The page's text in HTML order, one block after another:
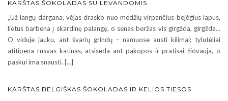
KARŠTAS ŠOKOLADAS SU LEVANDOMIS
„Už langų dargana, vėjas drasko nuo medžių virpančius bejėgius lapus,
lietus barbena į skardinę palangę, o senas beržas vis girgžda, girgžda…
O viduje jauku, ant švarių grindų – namuose austi kilimai; tylutėliai
atitipena rusvas katinas, atsisėda ant pakopos ir pratisai žiovauja, o
paskui ima snausti. […]
KARŠTAS BELGIŠKAS ŠOKOLADAS IR KELIOS TIESOS